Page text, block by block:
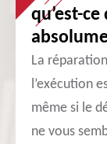
qu’est-
La
l’exécution
même si le
ne vous